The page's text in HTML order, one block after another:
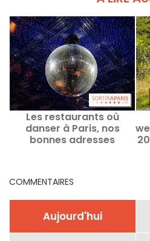
Les restaurants où
danser à Paris, nos
bonnes adresses
COMMENTAIRES
Aujourd'hui